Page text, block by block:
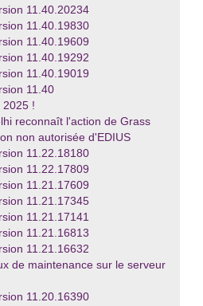
11.40.20234
11.40.19830
11.40.19609
11.40.19292
11.40.19019
11.40
2025 !
reconnaît l'action de Grass
non autorisée d'EDIUS
11.22.18180
11.22.17809
11.21.17609
11.21.17345
11.21.17141
11.21.16813
11.21.16632
de maintenance sur le serveur
11.20.16390